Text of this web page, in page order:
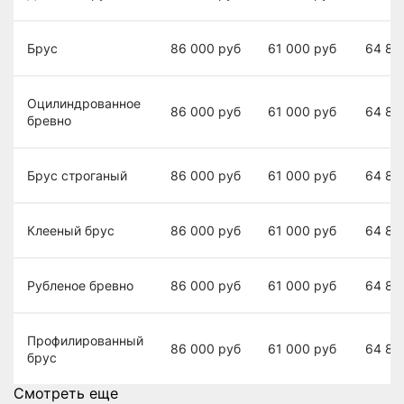
Брус 86 000 руб 61 000 руб 64
Оцилиндрованное
бревно
86 000 руб 61 000 руб 64
Брус строганый 86 000 руб 61 000 руб 64
Клееный брус 86 000 руб 61 000 руб 64
Рубленое бревно 86 000 руб 61 000 руб 64
Профилированный
брус
86 000 руб 61 000 руб 64
Смотреть еще